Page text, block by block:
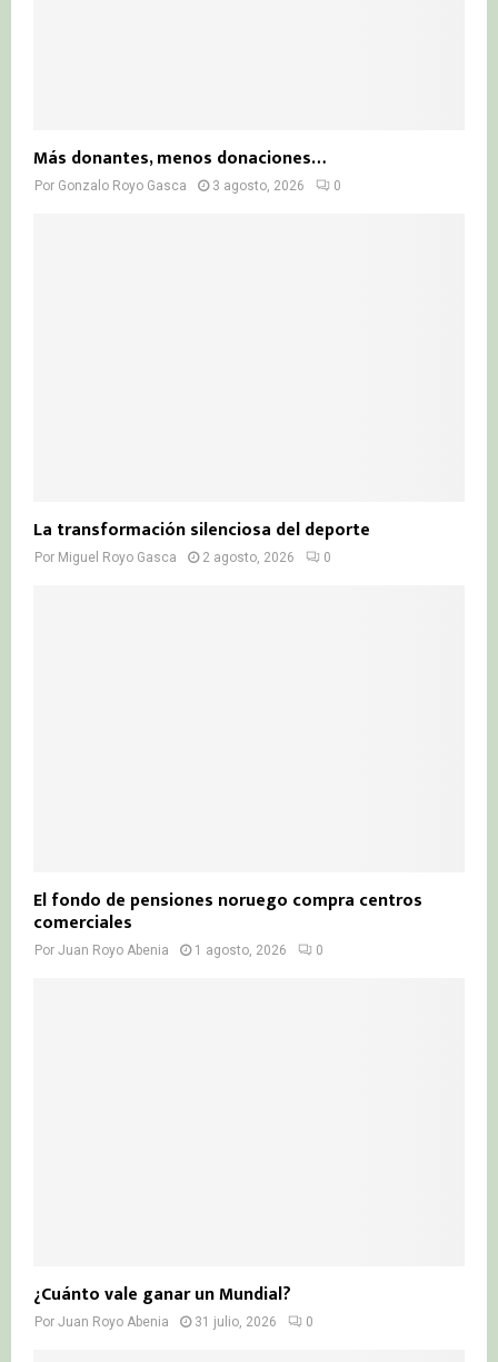
Más donantes, menos donaciones…
Por Gonzalo Royo Gasca 3 agosto, 2026 0
La transformación silenciosa del deporte
Por Miguel Royo Gasca 2 agosto, 2026 0
El fondo de pensiones noruego compra centros
comerciales
Por Juan Royo Abenia 1 agosto, 2026 0
¿Cuánto vale ganar un Mundial?
Por Juan Royo Abenia 31 julio, 2026 0